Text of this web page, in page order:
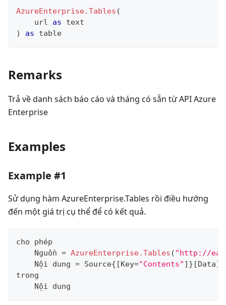
AzureEnterprise.Tables (
    url
as
text
)
as table
Remarks
Trả về danh sách báo cáo và tháng có sẵn từ API Azure
Enterprise
Examples
Example #1
Sử dụng hàm AzureEnterprise.Tables rồi điều hướng
đến một giá trị cụ thể để có kết quả.
cho phép
    Nguồn
= AzureEnterprise.Tables ( "http://
    Nội dung
= Source{ [Key="Contents" ] } [Data]
trong
    Nội dung